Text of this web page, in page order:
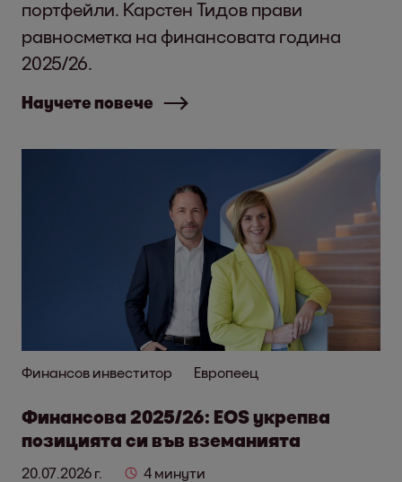
портфейли. Карстен Тидов прави
равносметка на финансовата година
2025/26.
Научете повече
Финансов инвеститор Европеец
Финансова 2025/26: EOS укрепва
позицията си във вземанията
20.07.2026 г. 4 минути